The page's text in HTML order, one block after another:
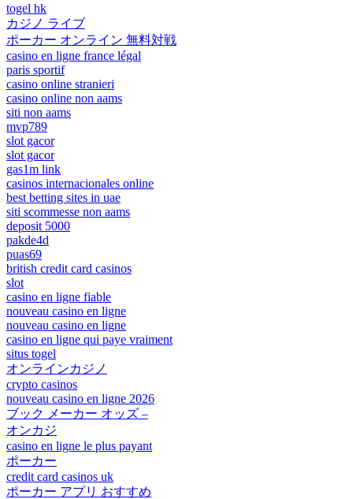
togel hk
カジノ ライブ
ポーカー オンライン 無料対戦
casino en ligne france légal
paris sportif
casino online stranieri
casino online non aams
siti non aams
mvp789
slot gacor
slot gacor
gas1m link
casinos internacionales online
best betting sites in uae
siti scommesse non aams
deposit 5000
pakde4d
puas69
british credit card casinos
slot
casino en ligne fiable
nouveau casino en ligne
nouveau casino en ligne
casino en ligne qui paye vraiment
situs togel
オンラインカジノ
crypto casinos
nouveau casino en ligne 2026
ブック メーカー オッズ –
オンカジ
casino en ligne le plus payant
ポーカー
credit card casinos uk
ポーカー アプリ おすすめ